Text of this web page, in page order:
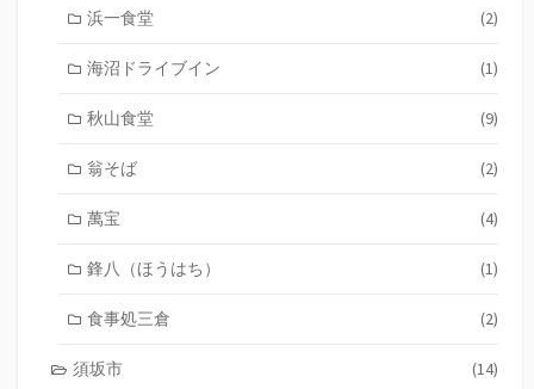
浜一食堂 (2)
海沼ドライブイン (1)
秋山食堂 (9)
翁そば (2)
萬宝 (4)
鋒八（ほうはち） (1)
食事処三倉 (2)
須坂市 (14)